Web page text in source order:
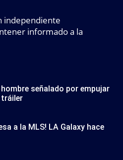
independiente
informado a la
señalado por empujar
tráiler
a la MLS! LA Galaxy hace